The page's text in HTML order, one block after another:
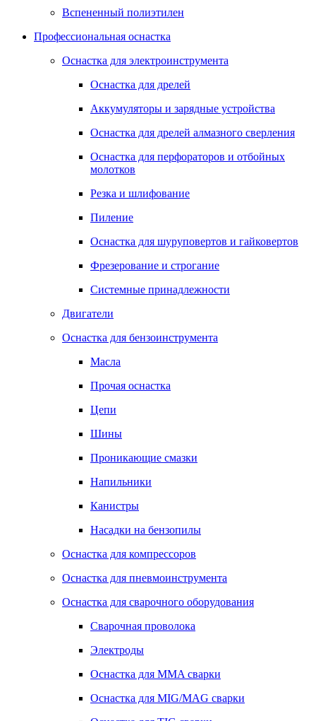
Вспененный полиэтилен
Профессиональная оснастка
Оснастка для электроинструмента
Оснастка для дрелей
Аккумуляторы и зарядные устройства
Оснастка для дрелей алмазного сверления
Оснастка для перфораторов и отбойных
молотков
Резка и шлифование
Пиление
Оснастка для шуруповертов и гайковертов
Фрезерование и строгание
Системные принадлежности
Двигатели
Оснастка для бензоинструмента
Масла
Прочая оснастка
Цепи
Шины
Проникающие смазки
Напильники
Канистры
Насадки на бензопилы
Оснастка для компрессоров
Оснастка для пневмоинструмента
Оснастка для сварочного оборудования
Сварочная проволока
Электроды
Оснастка для MMA сварки
Оснастка для MIG/MAG сварки